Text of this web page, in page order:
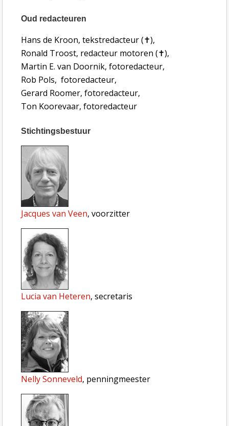
Oud redacteuren
Hans de Kroon, tekstredacteur (✝︎),
Ronald Troost, redacteur motoren (✝︎),
Martin E. van Doornik, fotoredacteur,
Rob Pols, fotoredacteur,
Gerard Roomer, fotoredacteur,
Ton Koorevaar, fotoredacteur
Stichtingsbestuur
Jacques van Veen, voorzitter
Lucia van Heteren, secretaris
Nelly Sonneveld, penningmeester